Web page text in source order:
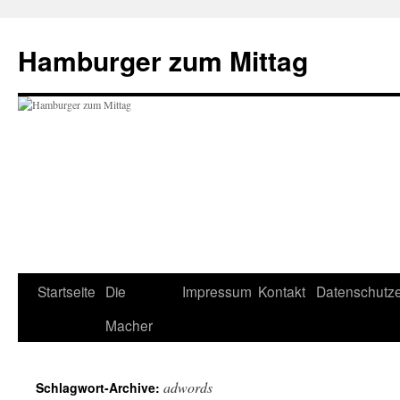
Hamburger zum Mittag
Zum
Startseite Die
Macher
Impressum Kontakt
Schlagwort-Archive: adwords